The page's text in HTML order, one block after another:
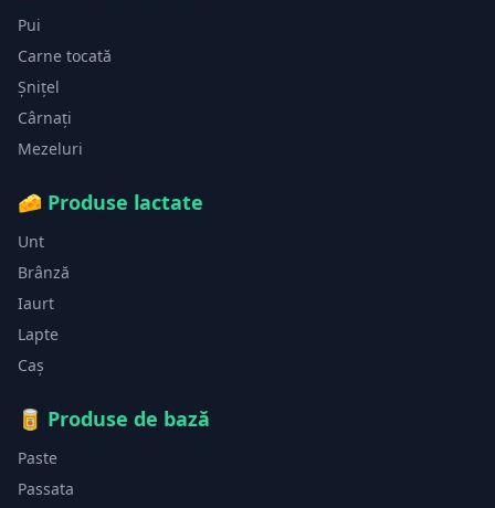
Pui
Carne tocată
Șnițel
Cârnați
Mezeluri
🧀 Produse lactate
Unt
Brânză
Iaurt
Lapte
Caș
🥫 Produse de bază
Paste
Passata